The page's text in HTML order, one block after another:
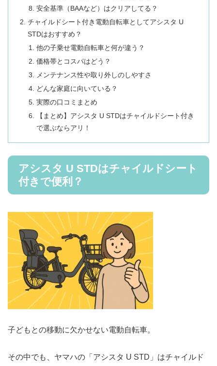
安全基準（BAAなど）はクリアしてる？
チャイルドシート付き電動自転車としてアシスタ U
STDはおすすめ？
他の子乗せ電動自転車と何が違う？
価格帯とコスパはどう？
メンテナンス性や取り外しのしやすさ
どんな家庭に向いている？
実際の口コミまとめ
【まとめ】アシスタ U STDはチャイルドシート付き
で選ぶならアリ！
アシスタ U STDはチャイルドシート
付きで便利？
子どもとの移動に欠かせない電動自転車。
その中でも、ヤマハの「アシスタ U STD」はチャイルド